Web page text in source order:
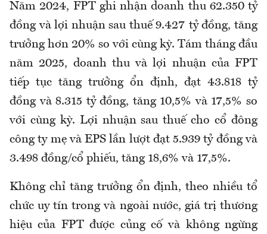
Năm 2024, FPT ghi nhận doanh thu 62.350 tỷ
đồng và lợi nhuận sau thuế 9.427 tỷ đồng, tăng
trưởng hơn 20% so với cùng kỳ. Tám tháng đầu
năm 2025, doanh thu và lợi nhuận của FPT
tiếp tục tăng trưởng ổn định, đạt 43.818 tỷ
đồng và 8.315 tỷ đồng, tăng 10,5% và 17,5% so
với cùng kỳ. Lợi nhuận sau thuế cho cổ đông
công ty mẹ và EPS lần lượt đạt 5.939 tỷ đồng và
3.498 đồng/cổ phiếu, tăng 18,6% và 17,5%.
Không chỉ tăng trưởng ổn định, theo nhiều tổ
chức uy tín trong và ngoài nước, giá trị thương
hiệu của FPT được củng cố và không ngừng